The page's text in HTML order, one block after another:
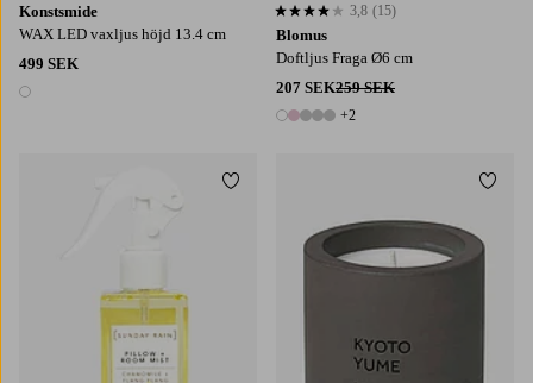
Konstsmide
WAX LED vaxljus höjd 13.4 cm
499 SEK
1 färg
Blomus
Doftljus Fraga Ø6 cm
207 SEK259 SEK
7 färger
+2
3,8 baserat på 15 st betyg
3,8 (15)
Lägg till i favoriter